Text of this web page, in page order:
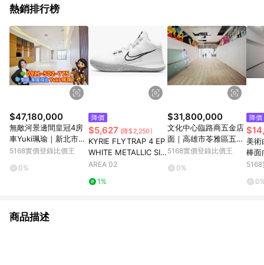
熱銷排行榜
$47,180,000
無敵河景邊間皇冠4房
車Yuki珮瑜｜新北市板
橋區中山路二段
5168實價登錄比價王
0%
降價
$5,627 (降$2,250)
KYRIE FLYTRAP 4 EP
WHITE METALLIC SIL
VER
AREA 02
1%
$31,800,000
文化中心臨路商五金店
面｜高雄市苓雅區五福
一路
5168實價登錄比價王
0%
降價
美術
棒面
雄市
商品描述